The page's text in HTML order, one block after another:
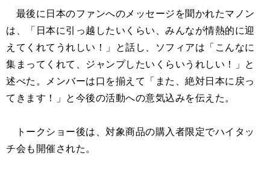
最後に日本のファンへのメッセージを聞かれたマノン
は、「日本に引っ越したいくらい、みんなが情熱的に迎
えてくれてうれしい！」と話し、ソフィアは「こんなに
集まってくれて、ジャンプしたいくらいうれしい！」と
述べた。メンバーは口を揃えて「また、絶対日本に戻っ
てきます！」と今後の活動への意気込みを伝えた。
トークショー後は、対象商品の購入者限定でハイタッ
チ会も開催された。